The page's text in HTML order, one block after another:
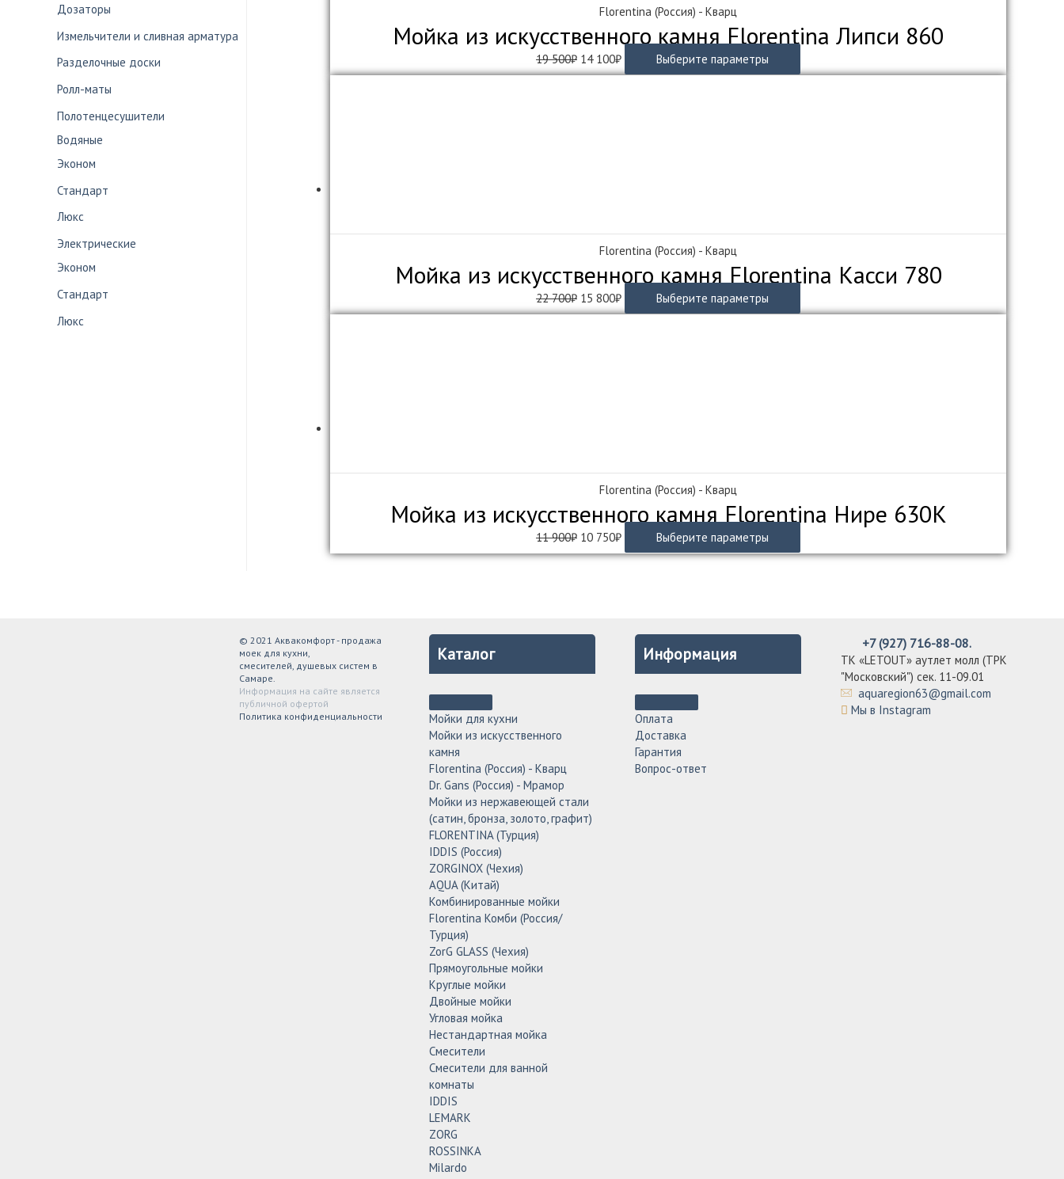
Дозаторы
Измельчители и сливная арматура
Разделочные доски
Ролл-маты
Полотенцесушители
Водяные
Эконом
Стандарт
Люкс
Электрические
Эконом
Стандарт
Люкс
Florentina (Россия) - Кварц
Мойка из искусственного камня Florentina Липси 860
19 500₽ Первоначальная
цена
14 100₽Текущая
цена:
Выберите параметры
товар
Florentina (Россия) - Кварц
Мойка из искусственного камня Florentina Касси 780
22 700₽ Первоначальная
цена
15 800₽Текущая
цена:
Выберите параметры
товар
Florentina (Россия) - Кварц
Мойка из искусственного камня Florentina Нире 630К
11 900₽ Первоначальная
цена
10 750₽Текущая
цена:
Выберите параметры
товар
можно
выбрать
странице
© 2021 Аквакомфорт - продажа
моек для кухни,
смесителей, душевых систем в
Самаре.
Информация на сайте является
публичной офертой
Политика конфиденциальности
Каталог
Мойки для кухни
Мойки из искусственного
камня
Florentina (Россия) - Кварц
Dr. Gans (Россия) - Мрамор
Мойки из нержавеющей стали
(сатин, бронза, золото, графит)
FLORENTINA (Турция)
IDDIS (Россия)
ZORGINOX (Чехия)
AQUA (Китай)
Комбинированные мойки
Florentina Комби (Россия/
Турция)
ZorG GLASS (Чехия)
Прямоугольные мойки
Круглые мойки
Двойные мойки
Угловая мойка
Нестандартная мойка
Смесители
Смесители для ванной
комнаты
IDDIS
LEMARK
ZORG
ROSSINKA
Milardo
Информация
Оплата
Доставка
Гарантия
Вопрос-ответ
+7 (927) 716-88-08.
ТК «LETOUT» аутлет молл (ТРК
"Московский") сек. 11-09.01
aquaregion63@gmail.com
Мы в Instagram